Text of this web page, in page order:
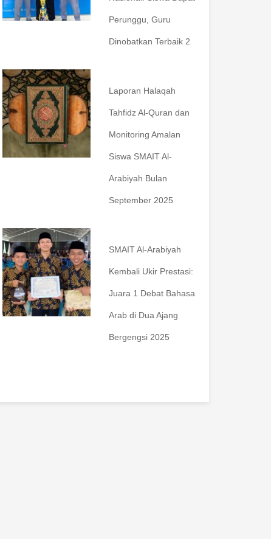
Perunggu, Guru
Dinobatkan Terbaik 2
Laporan Halaqah
Tahfidz Al-Quran dan
Monitoring Amalan
Siswa SMAIT Al-
Arabiyah Bulan
September 2025
SMAIT Al-Arabiyah
Kembali Ukir Prestasi:
Juara 1 Debat Bahasa
Arab di Dua Ajang
Bergengsi 2025